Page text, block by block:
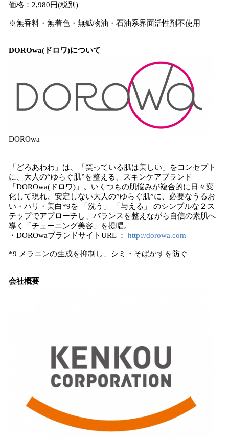
価格：2,980円(税別)
※無香料・無着色・無鉱物油・石油系界面活性剤不使用
DOROwa(ドロワ)について
DOROwa
「どろあわわ」は、「笑っている肌は美しい」をコンセプト
に、大人の“ゆらぐ肌”を整える、スキンケアブランド
「DOROwa(ドロワ)」。いくつもの肌悩みが複合的に日々変
化して現れ、安定しない大人の”ゆらぐ肌”に、必要なうるお
い・ハリ・美白*9を 「洗う」 「与える」 のシンプルな２ス
テップでアプローチし、バランスを整えながら自信の素肌へ
導く「チューニング美容」を提唱。
・DOROwaブランドサイトURL ： http://dorowa.com
*9 メラニンの生成を抑制し、シミ・そばかすを防ぐ
会社概要